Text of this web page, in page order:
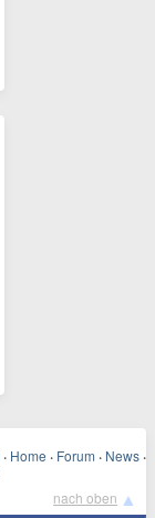
· Home · Forum · News ·
nach oben ▲